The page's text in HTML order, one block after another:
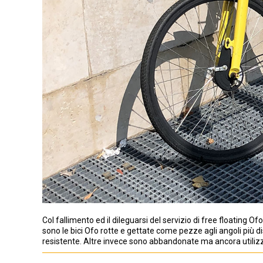
Col fallimento ed il dileguarsi del servizio di free floating
sono le bici Ofo rotte e gettate come pezze agli angoli più
resistente. Altre invece sono abbandonate ma ancora